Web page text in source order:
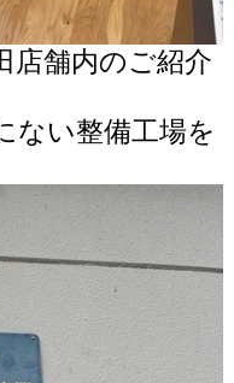
店舗内のご紹介
ない整備工場を